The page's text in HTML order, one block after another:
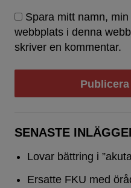
Spara mitt namn,
webbplats i denna
skriver en kommentar.
SENASTE
Lovar bättring i
Ersatte FKU med